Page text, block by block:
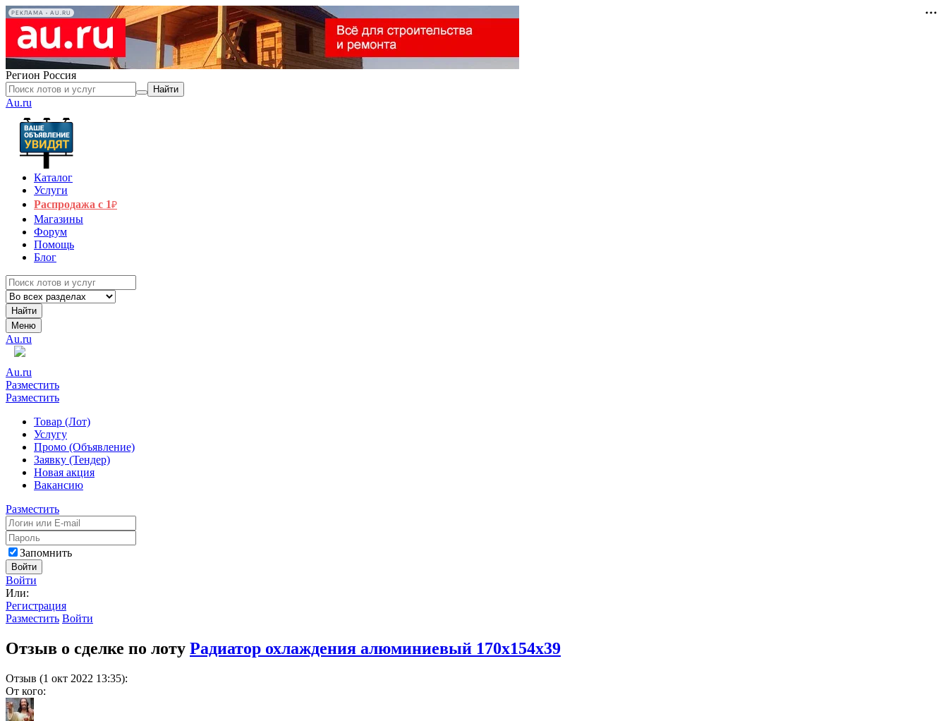
РЕКЛАМА • AU.RU
Регион Россия
Найти
Au.ru
Каталог
Услуги
Распродажа с 1₽
Магазины
Форум
Помощь
Блог
Найти
Меню
Au.ru
Au.ru
Разместить
Разместить
Товар (Лот)
Услугу
Промо (Объявление)
Заявку (Тендер)
Новая акция
Вакансию
Разместить
Запомнить
Войти
Войти
Или:
Регистрация
Разместить Войти
Отзыв о сделке по лоту Радиатор охлаждения алюминиевый 170х154х39
Отзыв (1 окт 2022 13:35):
От кого: